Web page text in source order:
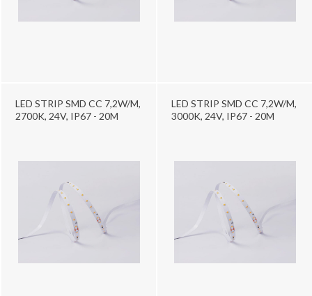
LED STRIP SMD CC 7,2W/M,
2700K, 24V, IP67 - 20M
LED STRIP SMD CC 7,2W/M,
3000K, 24V, IP67 - 20M